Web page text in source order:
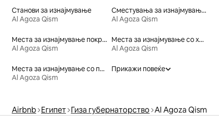
Станови за изнајмување
Al Agoza Qism
Сместувања за изнајмување погодни за семејства
Al Agoza Qism
Места за изнајмување покрај вода
Al Agoza Qism
Места за изнајмување со хидромасажна када
Al Agoza Qism
Места за изнајмување со пристап до плажа
Al Agoza Qism
Прикажи повеќе
Airbnb Египет Гиза губернаторство Al Agoza Qism